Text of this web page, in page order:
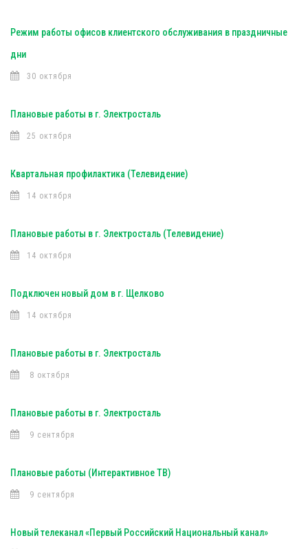
Режим работы офисов клиентского обслуживания в праздничные
дни
30 октября
Плановые работы в г. Электросталь
25 октября
Квартальная профилактика (Телевидение)
14 октября
Плановые работы в г. Электросталь (Телевидение)
14 октября
Подключен новый дом в г. Щелково
14 октября
Плановые работы в г. Электросталь
8 октября
Плановые работы в г. Электросталь
9 сентября
Плановые работы (Интерактивное ТВ)
9 сентября
Новый телеканал «Первый Российский Национальный канал»